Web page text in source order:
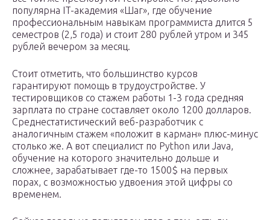
популярна IT-академия «Шаг», где обучение
профессиональным навыкам программиста длится 5
семестров (2,5 года) и стоит 280 рублей утром и 345
рублей вечером за месяц.
Стоит отметить, что большинство курсов
гарантируют помощь в трудоустройстве. У
тестировщиков со стажем работы 1-3 года средняя
зарплата по стране составляет около 1200 долларов.
Среднестатистический веб-разработчик с
аналогичным стажем «положит в карман» плюс-минус
столько же. А вот специалист по Python или Java,
обучение на которого значительно дольше и
сложнее, зарабатывает где-то 1500$ на первых
порах, с возможностью удвоения этой цифры со
временем.